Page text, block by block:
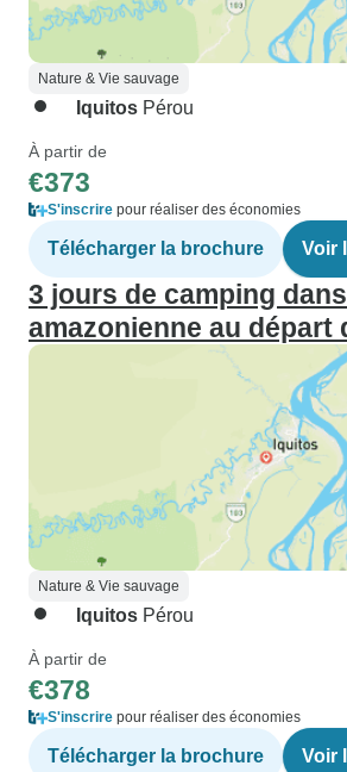
Nature & Vie sauvage
Iquitos Pérou
À partir de
€373
S'inscrire pour réaliser des économies
Télécharger la brochure Voir
3 jours de camping
amazonienne au départ
Nature & Vie sauvage
Iquitos Pérou
À partir de
€378
S'inscrire pour réaliser des économies
Télécharger la brochure Voir